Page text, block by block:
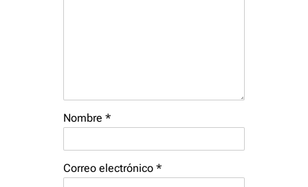
Nombre *
Correo electrónico *